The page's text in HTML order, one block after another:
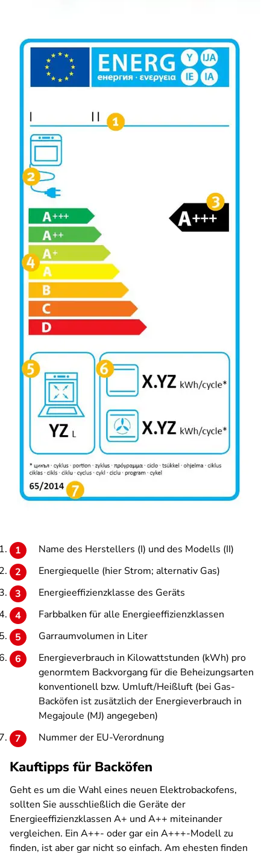
Name des Herstellers (I) und des Modells (II)
Energiequelle (hier Strom; alternativ Gas)
Energieeffizienzklasse des Geräts
Farbbalken für alle Energieeffizienzklassen
Garraumvolumen in Liter
Energieverbrauch in Kilowattstunden (kWh) pro
genormtem Backvorgang für die Beheizungsarten
konventionell bzw. Umluft/Heißluft (bei Gas-
Backöfen ist zusätzlich der Energieverbrauch in
Megajoule (MJ) angegeben)
Nummer der EU-Verordnung
Kauftipps für Backöfen
Geht es um die Wahl eines neuen Elektrobackofens,
sollten Sie ausschließlich die Geräte der
Energieeffizienzklassen A+ und A++ miteinander
vergleichen. Ein A++- oder gar ein A+++-Modell zu
finden, ist aber gar nicht so einfach. Am ehesten finden